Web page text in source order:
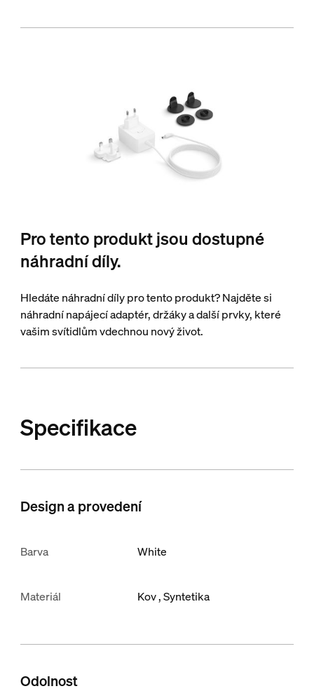
Pro tento produkt jsou dostupné
náhradní díly.
Hledáte náhradní díly pro tento produkt? Najděte si
náhradní napájecí adaptér, držáky a další prvky, které
vašim svítidlům vdechnou nový život.
Specifikace
Design a provedení
Barva White
Materiál Kov Syntetika
Odolnost